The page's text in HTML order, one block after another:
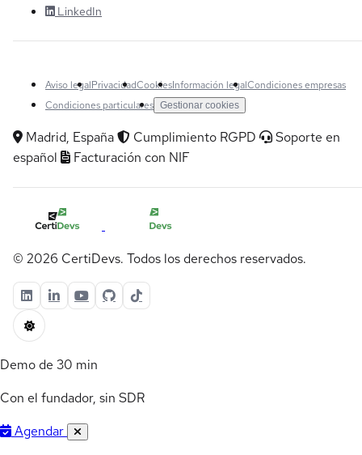
LinkedIn
Aviso legalPrivacidadCookiesInformación legalCondiciones empresas
Condiciones particulares Gestionar cookies
Madrid, España Cumplimiento RGPD
Soporte en
español
Facturación con NIF
© 2026 CertiDevs. Todos los derechos reservados.
Demo de 30 min
Con el fundador, sin SDR
Agendar